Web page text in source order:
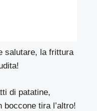
salutare, la frittura
di patatine,
tira l’altro!